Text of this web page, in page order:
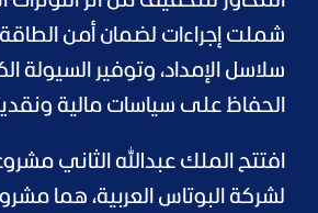
شملت إجراءات لضمان أمن
سلاسل الإمداد، وتوفير السيولة
الحفاظ على سياسات مالية
افتتح الملك عبدالله الثاني
لشركة البوتاس العربية، هما